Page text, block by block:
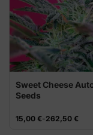
Sweet Cheese
Seeds
15,00 €-262,50 €
Rango